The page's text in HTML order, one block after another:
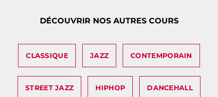
DÉCOUVRIR NOS AUTRES COURS
CLASSIQUE JAZZ CONTEMPORAIN
STREET JAZZ HIPHOP DANCEHALL